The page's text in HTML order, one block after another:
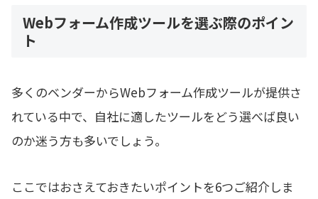
Webフォーム作成ツールを選ぶ際のポイン
ト
多くのベンダーからWebフォーム作成ツールが提供さ
れている中で、自社に適したツールをどう選べば良い
のか迷う方も多いでしょう。
ここではおさえておきたいポイントを6つご紹介しま